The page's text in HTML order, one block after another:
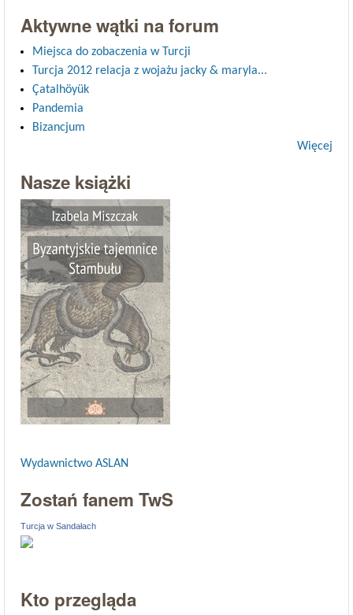
Aktywne wątki na forum
Miejsca do zobaczenia w Turcji
Turcja 2012 relacja z wojażu jacky & maryla...
Çatalhöyük
Pandemia
Bizancjum
Więcej
Nasze książki
Wydawnictwo ASLAN
Zostań fanem TwS
Turcja w Sandałach
Kto przegląda